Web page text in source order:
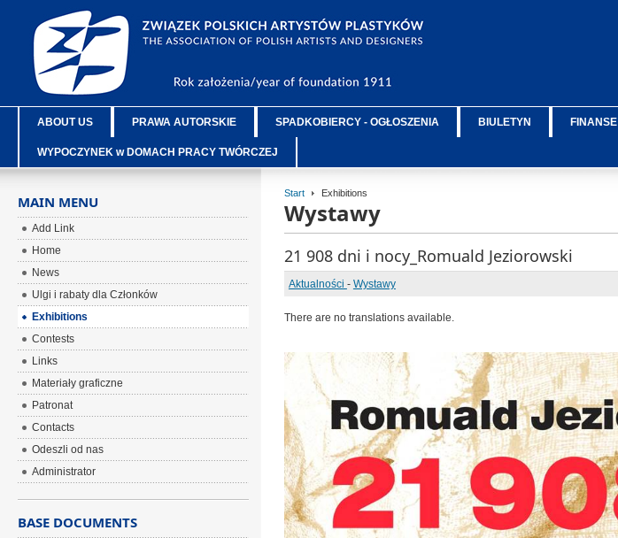
ABOUT US PRAWA AUTORSKIE SPADKOBIERCY - OGŁOSZENIA BIULETYN FINANSE
WYPOCZYNEK w DOMACH PRACY TWÓRCZEJ
Start Exhibitions
Wystawy
21 908 dni i nocy_Romuald Jeziorowski
Aktualności - Wystawy
There are no translations available.
MAIN MENU
Add Link
Home
News
Ulgi i rabaty dla Członków
Exhibitions
Contests
Links
Materiały graficzne
Patronat
Contacts
Odeszli od nas
Administrator
BASE DOCUMENTS